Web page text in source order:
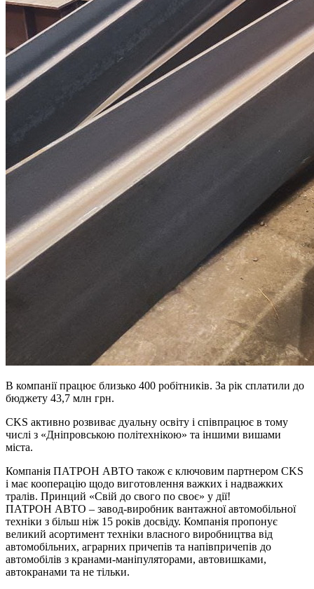
В компанії працює близько 400 робітників. За рік сплатили до
бюджету 43,7 млн грн.
CKS активно розвиває дуальну освіту і співпрацює в тому
числі з «Дніпровською політехнікою» та іншими вишами
міста.
Компанія ПАТРОН АВТО також є ключовим партнером CKS
і має кооперацію щодо виготовлення важких і надважких
тралів. Принций «Свій до свого по своє» у дії!
ПАТРОН АВТО – завод-виробник вантажної автомобільної
техніки з більш ніж 15 років досвіду. Компанія пропонує
великий асортимент техніки власного виробництва від
автомобільних, аграрних причепів та напівпричепів до
автомобілів з кранами-маніпуляторами, автовишками,
автокранами та не тільки.